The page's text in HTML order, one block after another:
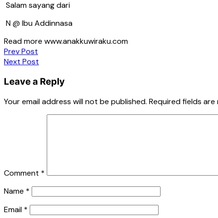
Salam sayang dari
N @ Ibu Addinnasa
Read more www.anakkuwiraku.com
Post
navigation
Prev Post
Next Post
Leave a Reply
Your email address will not be published. Required fields are
Comment *
Name *
Email *